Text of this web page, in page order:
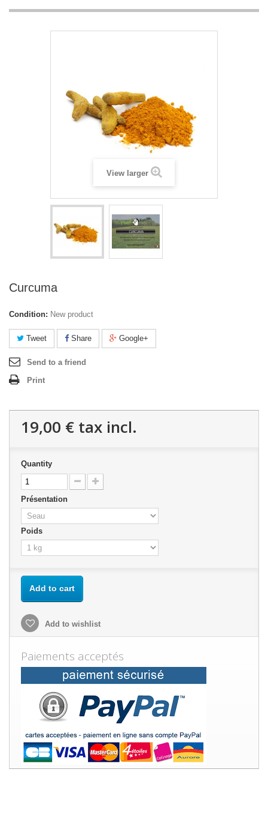
View larger
Curcuma
Condition: New product
Tweet Share Google+
Send to a friend
Print
19,00 € tax incl.
Quantity
Présentation
Poids
Add to cart
Add to wishlist
Paiements acceptés